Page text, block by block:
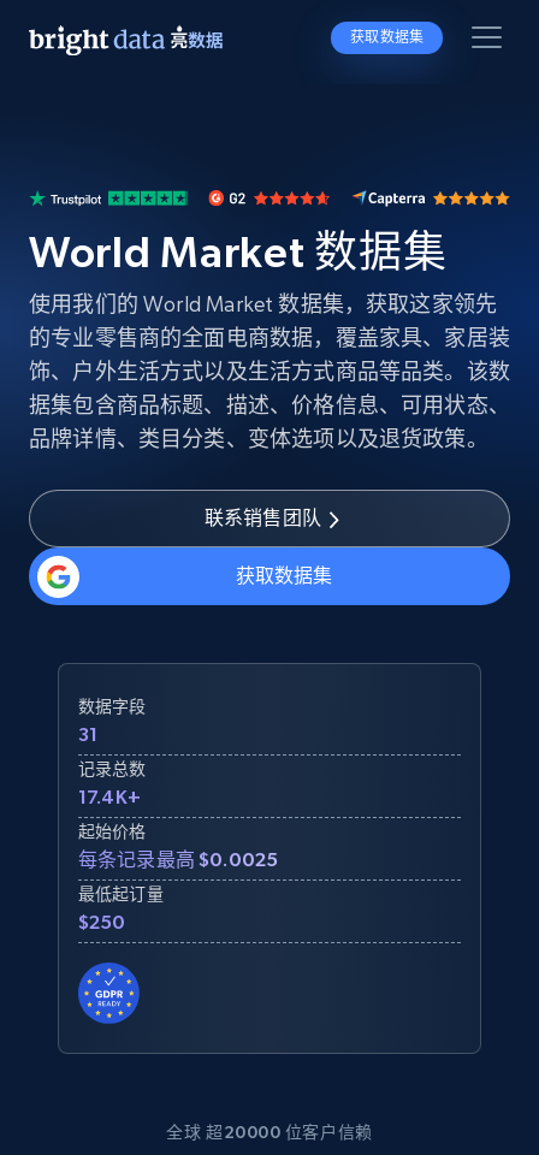
获取数据集
World Market 数据集
使用我们的 World Market 数据集，获取这家领先
的专业零售商的全面电商数据，覆盖家具、家居装
饰、户外生活方式以及生活方式商品等品类。该数
据集包含商品标题、描述、价格信息、可用状态、
品牌详情、类目分类、变体选项以及退货政策。
联系销售团队
获取数据集
数据字段
31
记录总数
17.4K+
起始价格
每条记录最高 $0.0025
最低起订量
$250
全球 超20000 位客户信赖